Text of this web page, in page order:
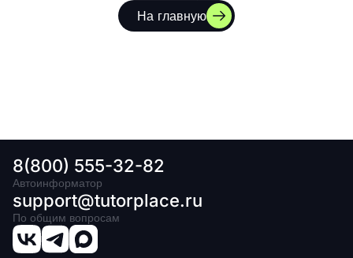
На главную
8(800) 555-32-82
Автоинформатор
support@tutorplace.ru
По общим вопросам